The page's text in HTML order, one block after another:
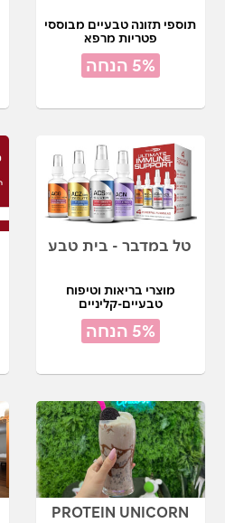
תוספי תזונה טבעיים מבוססי
פטריות מרפא
5% הנחה
טל במדבר - בית טבע
מוצרי בריאות וטיפוח
טבעיים-קליניים
5% הנחה
PROTEIN UNICORN